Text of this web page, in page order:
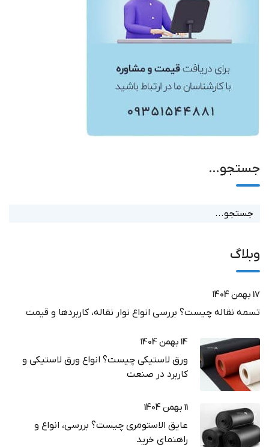
جستجو…
وبلاگ
17 بهمن 1404
تسمه نقاله چیست؟ بررسی انواع نوار نقاله، کاربردها و قیمت
14 بهمن 1404
ورق لاستیکی چیست؟ انواع ورق لاستیکی و
کاربرد در صنعت
11 بهمن 1404
عایق الاستومری چیست؟ بررسی، انواع و
راهنمای خرید